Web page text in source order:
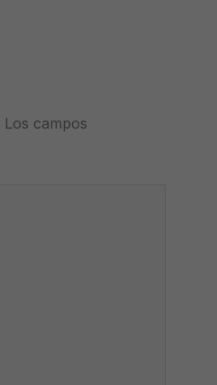
Los campos